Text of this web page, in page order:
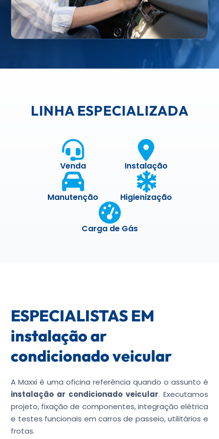
LINHA ESPECIALIZADA
Venda Instalação
Manutenção Higienização
Carga de Gás
ESPECIALISTAS EM
instalação ar
condicionado veicular
A Maxxi é uma oficina referência quando o assunto é
instalação ar condicionado veicular. Executamos
projeto, fixação de componentes, integração elétrica
e testes funcionais em carros de passeio, utilitários e
frotas.